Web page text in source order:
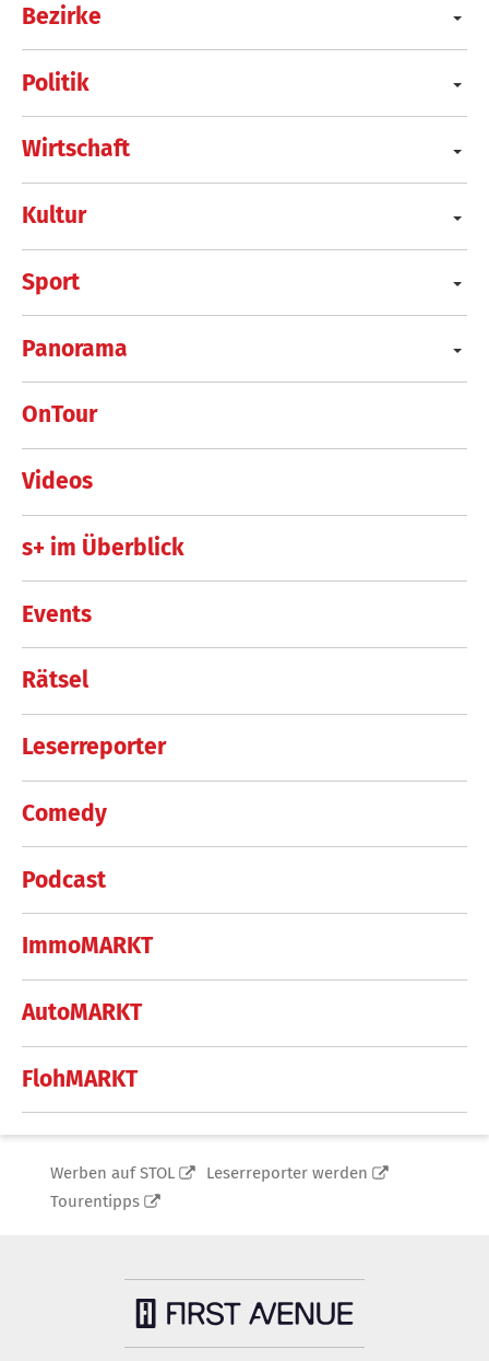
Bezirke
Politik
Wirtschaft
Kultur
Sport
Panorama
OnTour
Videos
s+ im Überblick
Events
Rätsel
Leserreporter
Comedy
Podcast
ImmoMARKT
AutoMARKT
FlohMARKT
Werben auf STOL
Leserreporter werden
Tourentipps